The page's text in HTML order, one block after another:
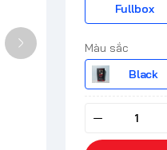
Fullbox
Màu sắc
Black